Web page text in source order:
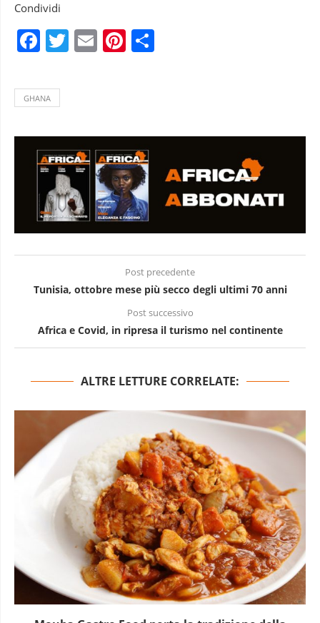
Condividi
Facebook
Twitter
EmailPinterest
GHANA
Post precedente
Tunisia, ottobre mese più secco degli ultimi 70 anni
Post successivo
Africa e Covid, in ripresa il turismo nel continente
ALTRE LETTURE CORRELATE: